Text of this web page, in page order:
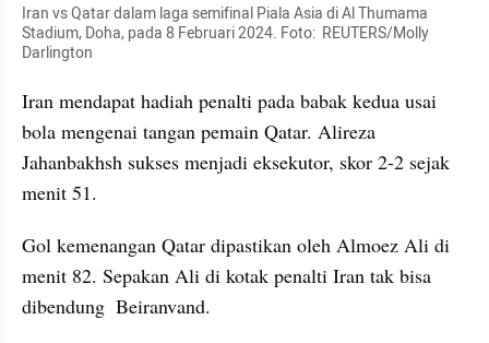
Iran vs Qatar dalam laga semifinal Piala Asia di Al Thumama
Stadium, Doha, pada 8 Februari 2024. Foto:  REUTERS/Molly
Darlington
Iran mendapat hadiah penalti pada babak kedua usai
bola mengenai tangan pemain Qatar. Alireza
Jahanbakhsh sukses menjadi eksekutor, skor 2-2 sejak
menit 51.
Gol kemenangan Qatar dipastikan oleh Almoez Ali di
menit 82. Sepakan Ali di kotak penalti Iran tak bisa
dibendung  Beiranvand.